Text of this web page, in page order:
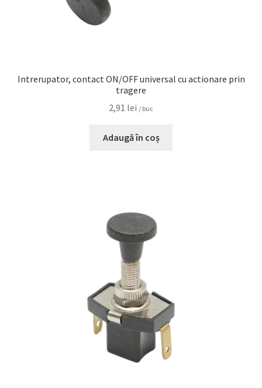
Intrerupator, contact ON/OFF universal cu actionare prin
tragere
2,91 lei / buc
Adaugă în coș